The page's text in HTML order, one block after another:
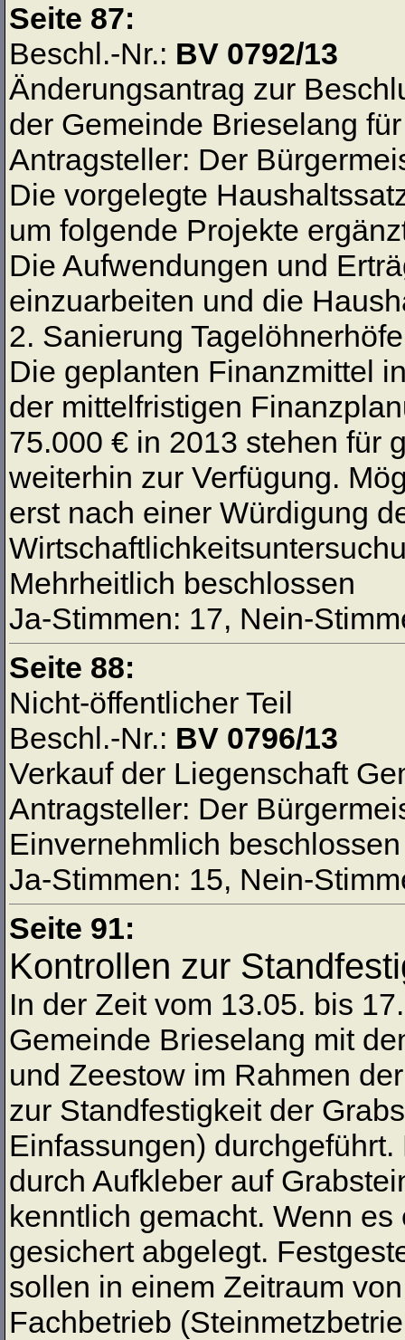
Seite 87:
Beschl.-Nr.: BV 0792/13
Änderungsantrag zur
der Gemeinde Brieselang
Antragsteller: Der
Die vorgelegte
um folgende Projekte
Die Aufwendungen und
einzuarbeiten und die
2. Sanierung
Die geplanten Finanzmittel
der mittelfristigen
75.000 € in 2013 stehen für
weiterhin zur Verfügung.
erst nach einer Würdigung
Mehrheitlich beschlossen
Ja-Stimmen: 17, Nein-
Seite 88:
Nicht-öffentlicher Teil
Beschl.-Nr.: BV 0796/13
Verkauf der Liegenschaft
Antragsteller: Der
Einvernehmlich beschlossen
Ja-Stimmen: 15, Nein-
Seite 91:
Kontrollen zur
In der Zeit vom 13.05. bis
Gemeinde Brieselang mit
und Zeestow im Rahmen
zur Standfestigkeit der
Einfassungen)
durch Aufkleber auf
kenntlich gemacht. Wenn
gesichert abgelegt.
sollen in einem Zeitraum
Fachbetrieb